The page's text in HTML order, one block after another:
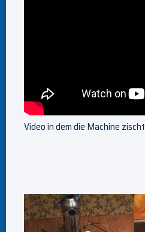
Video in dem die Machine zischt